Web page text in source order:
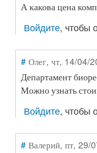
А какова цена
Войдите, чтобы
# Олег, чт, 14/04/
Департамент
Можно узнать
Войдите, чтобы
# Валерий, пт, 29/